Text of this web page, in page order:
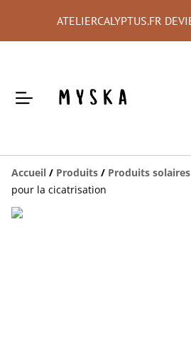
ATELIERCALYPTUS.FR
Accueil / Produits / Produits solaires
pour la cicatrisation